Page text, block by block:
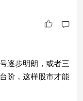
逐步明朗，或者三
阶，这样股市才能